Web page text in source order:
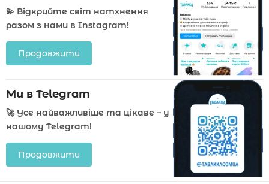
💫 Відкрийте світ натхнення
разом з нами в Instagram!
Продовжити
Ми в Telegram
🚀 Усе найважливіше та цікаве – у
нашому Telegram!
Продовжити